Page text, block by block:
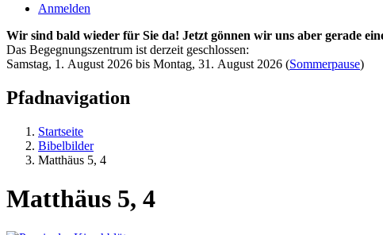
Anmelden
Wir sind bald wieder für Sie da! Jetzt gönnen wir uns aber gerade
Das Begegnungszentrum ist derzeit geschlossen:
Samstag, 1. August 2026 bis Montag, 31. August 2026 (Sommerpause)
Pfadnavigation
Startseite
Bibelbilder
Matthäus 5, 4
Matthäus 5, 4